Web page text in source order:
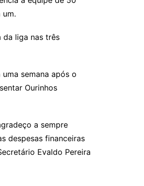
da liga nas três
semana após o
Ourinhos
a sempre
despesas financeiras
Evaldo Pereira